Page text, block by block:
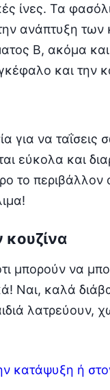
ίνες. Τα
ανάπτυξη των
Β, ακόμα
και την
για να ταΐσεις
εύκολα και
το
κουζίνα
μπορούν να
Ναι, καλά
λατρεύουν,
κατάψυξη ή